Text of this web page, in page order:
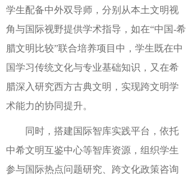
学生配备中外双导师，分别从本土文明视
角与国际视野提供学术指导，如在“中国-希
腊文明比较”联合培养项目中，学生既在中
国学习传统文化与专业基础知识，又在希
腊深入研究西方古典文明，实现跨文明学
术能力的协同提升。
同时，搭建国际智库实践平台，依托
中希文明互鉴中心等智库资源，组织学生
参与国际热点问题研究、跨文化政策咨询